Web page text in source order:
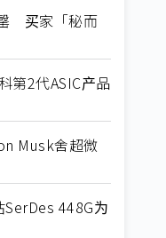
买家「秘而
第2代ASIC产品
Musk舍超微
448G为